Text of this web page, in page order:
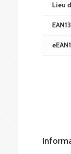
Lieu
EAN13